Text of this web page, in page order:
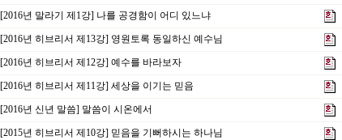
[2016년 말라기 제1강] 나를 공경함이 어디 있느냐
[2016년 히브리서 제13강] 영원토록 동일하신 예수님
[2016년 히브리서 제12강] 예수를 바라보자
[2016년 히브리서 제11강] 세상을 이기는 믿음
[2016년 신년 말씀] 말씀이 시온에서
[2015년 히브리서 제10강] 믿음을 기뻐하시는 하나님